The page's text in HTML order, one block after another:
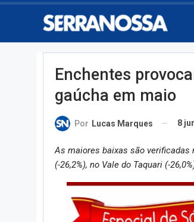
Enchentes
gaúcha em maio
Por Lucas Marques 8
As maiores baixas são verificadas
(-26,2%), no Vale do Taquari (-